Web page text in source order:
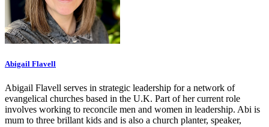
Abigail Flavell
Abigail Flavell serves in strategic leadership for a network of
evangelical churches based in the U.K. Part of her current role
involves working to reconcile men and women in leadership. Abi is
mum to three brillant kids and is also a church planter, speaker,